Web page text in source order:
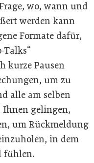
wo, wann und
werden kann
Formate dafür,
Talks“
kurze Pausen
um zu
alle am selben
Ihnen gelingen,
um Rückmeldung
in dem
fühlen.